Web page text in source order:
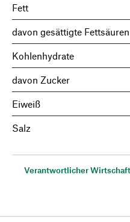
Fett
davon gesättigte Fettsäuren
Kohlenhydrate
davon Zucker
Eiweiß
Salz
Verantwortlicher